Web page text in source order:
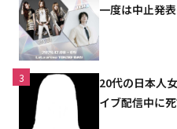
一度は中止発
3
20代の日本人
イブ配信中に